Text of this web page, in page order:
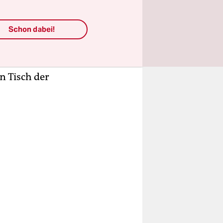
hatte
Tisch der
Schon dabei!